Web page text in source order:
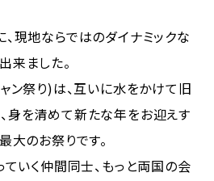
現地ならではのダイナミックな
来ました。
ン祭り)は、互いに水をかけて旧
身を清めて新たな年をお迎えす
大のお祭りです。
いく仲間同士、もっと両国の会